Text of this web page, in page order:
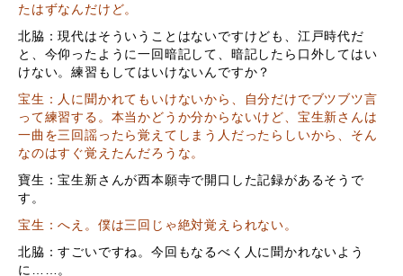
たはずなんだけど。
北脇：現代はそういうことはないですけども、江戸時代だ
と、今仰ったように一回暗記して、暗記したら口外してはい
けない。練習もしてはいけないんですか？
宝生：人に聞かれてもいけないから、自分だけでブツブツ言
って練習する。本当かどうか分からないけど、宝生新さんは
一曲を三回謡ったら覚えてしまう人だったらしいから、そん
なのはすぐ覚えたんだろうな。
寶生：宝生新さんが西本願寺で開口した記録があるそうで
す。
宝生：へえ。僕は三回じゃ絶対覚えられない。
北脇：すごいですね。今回もなるべく人に聞かれないよう
に……。